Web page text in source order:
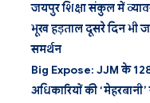
जयपुर शिक्षा संकुल में
भूख हड़ताल दूसरे दिन भी
समर्थन
Big Expose: JJM के
अधिकारियों की